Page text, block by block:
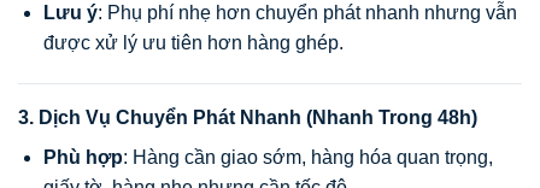
Lưu ý: Phụ phí nhẹ hơn chuyển phát nhanh nhưng vẫn
được xử lý ưu tiên hơn hàng ghép.
3. Dịch Vụ Chuyển Phát Nhanh (Nhanh Trong 48h)
Phù hợp: Hàng cần giao sớm, hàng hóa quan trọng,